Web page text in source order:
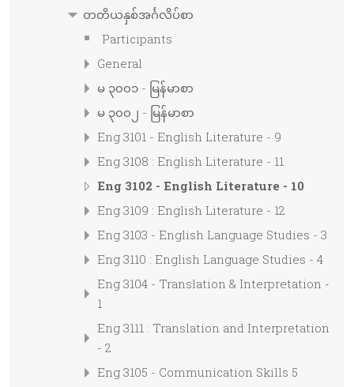
တတိယနှစ်အင်္ဂလိပ်စာ
Participants
General
မ ၃၀၀၁ - မြန်မာစာ
မ ၃၀၀၂ - မြန်မာစာ
Eng 3101 - English Literature - 9
Eng 3108 : English Literature - 11
Eng 3102 - English Literature - 10
Eng 3109 : English Literature - 12
Eng 3103 - English Language Studies - 3
Eng 3110 : English Language Studies - 4
Eng 3104 - Translation & Interpretation -
1
Eng 3111 : Translation and Interpretation
- 2
Eng 3105 - Communication Skills 5